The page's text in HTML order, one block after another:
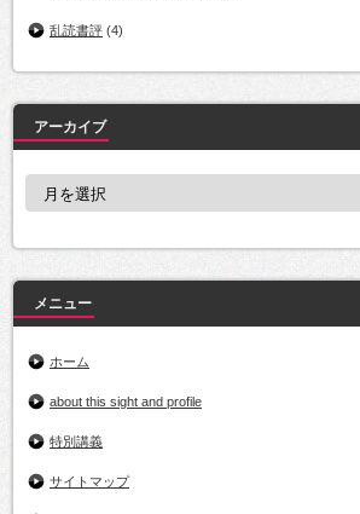
乱読書評 (4)
アーカイブ
ア
ブ
メニュー
ホーム
about this sight and profile
特別講義
サイトマップ